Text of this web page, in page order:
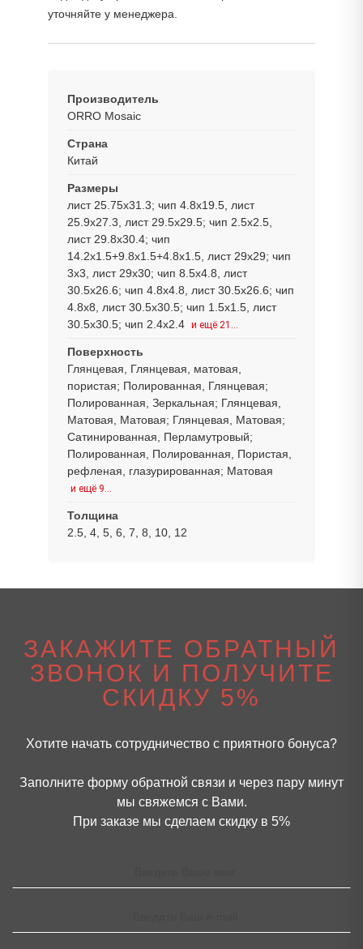
уточняйте у менеджера.
Производитель
ORRO Mosaic
Страна
Китай
Размеры
лист 25.75x31.3; чип 4.8x19.5, лист
25.9x27.3, лист 29.5x29.5; чип 2.5x2.5,
лист 29.8x30.4; чип
14.2x1.5+9.8x1.5+4.8x1.5, лист 29x29; чип
3x3, лист 29x30; чип 8.5x4.8, лист
30.5x26.6; чип 4.8x4.8, лист 30.5x26.6; чип
4.8x8, лист 30.5x30.5; чип 1.5x1.5, лист
30.5x30.5; чип 2.4x2.4 и ещё 21…
Поверхность
Глянцевая, Глянцевая, матовая,
пористая; Полированная, Глянцевая;
Полированная, Зеркальная; Глянцевая,
Матовая, Матовая; Глянцевая, Матовая;
Сатинированная, Перламутровый;
Полированная, Полированная, Пористая,
рефленая, глазурированная; Матовая
и ещё 9…
Толщина
2.5, 4, 5, 6, 7, 8, 10, 12
ЗАКАЖИТЕ ОБРАТНЫЙ
ЗВОНОК И ПОЛУЧИТЕ
СКИДКУ 5%
Хотите начать сотрудничество с приятного бонуса?
Заполните форму обратной связи и через пару минут
мы свяжемся с Вами.
При заказе мы сделаем скидку в 5%